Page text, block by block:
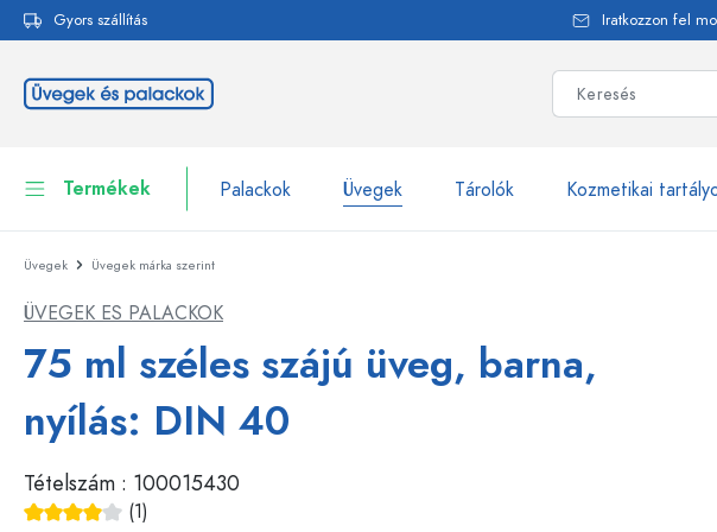
Ugrás a fő navigációhoz
Gyors szállítás Iratkozzon fel
Termékek Palackok Üvegek Tárolók Kozmetikai
Palackok
Tárolók
Edények
Kozmetikai tartályok
Palackok márka szerint
WECK-palackok
Üvegek Üvegek márka szerint
ÜVEGEK ES PALACKOK
75 ml széles szájú üveg, barna,
nyílás: DIN 40
Tételszám : 100015430
(1)